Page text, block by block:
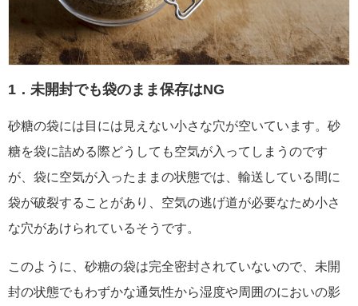
1．未開封でも袋のまま保存はNG
砂糖の袋には目には見えない小さな穴が空いています。砂
糖を袋に詰める際どうしても空気が入ってしまうのです
が、袋に空気が入ったままの状態では、輸送している間に
袋が破裂することがあり、空気の逃げ道が必要なため小さ
な穴があけられているそうです。
このように、砂糖の袋は完全密封されていないので、未開
封の状態でもわずかな通気性から湿度や周囲のにおいの影